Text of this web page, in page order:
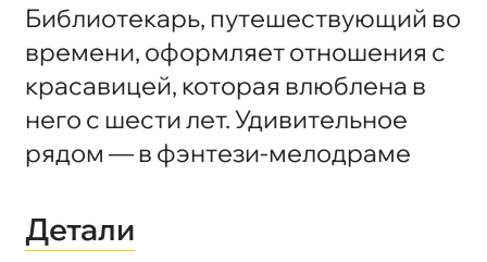
Библиотекарь, путешествующий во
времени, оформляет отношения с
красавицей, которая влюблена в
него с шести лет. Удивительное
рядом — в фэнтези-мелодраме
Детали